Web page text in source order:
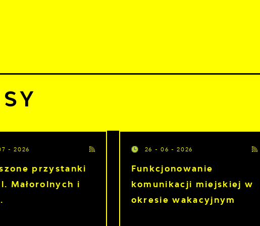
- 2026
przystanki
Małorolnych i
26 - 06 - 2026
Funkcjonowanie
komunikacji miejskiej w
okresie wakacyjnym